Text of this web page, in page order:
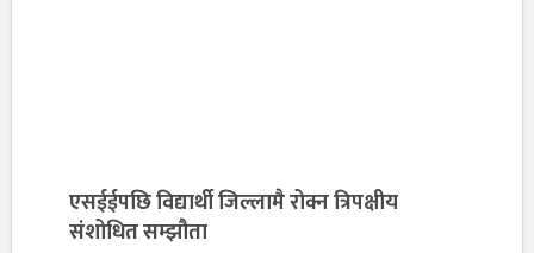
एसईईपछि विद्यार्थी जिल्लामै रोक्न त्रिपक्षीय
संशोधित सम्झौता